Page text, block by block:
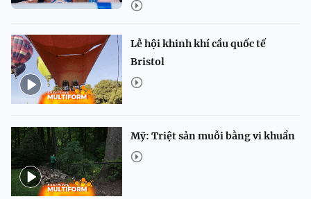
Lễ hội khinh khí cầu quốc tế
Bristol
Mỹ: Triệt sản muỗi bằng vi khuẩn